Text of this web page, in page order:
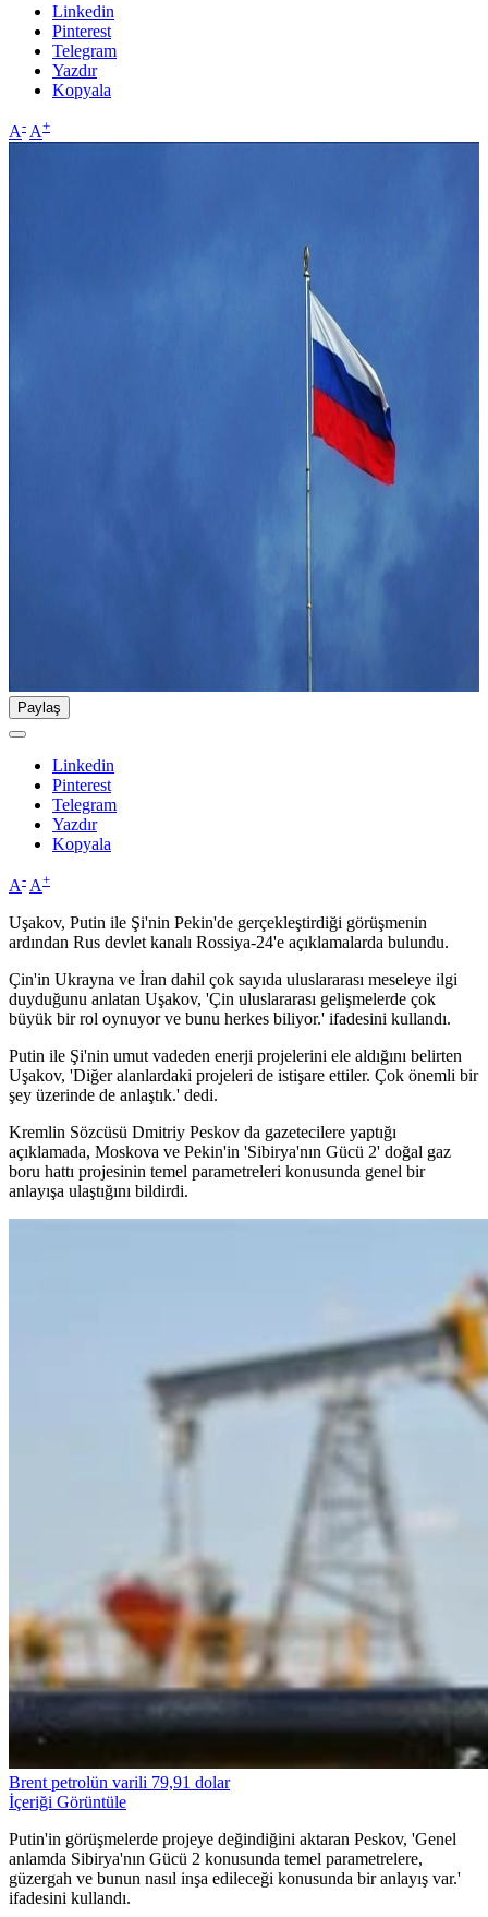
Linkedin
Pinterest
Telegram
Yazdır
Kopyala
A- A+
Paylaş
Linkedin
Pinterest
Telegram
Yazdır
Kopyala
A- A+
Uşakov, Putin ile Şi'nin Pekin'de gerçekleştirdiği görüşmenin
ardından Rus devlet kanalı Rossiya-24'e açıklamalarda bulundu.
Çin'in Ukrayna ve İran dahil çok sayıda uluslararası meseleye ilgi
duyduğunu anlatan Uşakov, 'Çin uluslararası gelişmelerde çok
büyük bir rol oynuyor ve bunu herkes biliyor.' ifadesini kullandı.
Putin ile Şi'nin umut vadeden enerji projelerini ele aldığını belirten
Uşakov, 'Diğer alanlardaki projeleri de istişare ettiler. Çok önemli bir
şey üzerinde de anlaştık.' dedi.
Kremlin Sözcüsü Dmitriy Peskov da gazetecilere yaptığı
açıklamada, Moskova ve Pekin'in 'Sibirya'nın Gücü 2' doğal gaz
boru hattı projesinin temel parametreleri konusunda genel bir
anlayışa ulaştığını bildirdi.
Brent petrolün varili 79,91 dolar
İçeriği Görüntüle
Putin'in görüşmelerde projeye değindiğini aktaran Peskov, 'Genel
anlamda Sibirya'nın Gücü 2 konusunda temel parametrelere,
güzergah ve bunun nasıl inşa edileceği konusunda bir anlayış var.'
ifadesini kullandı.